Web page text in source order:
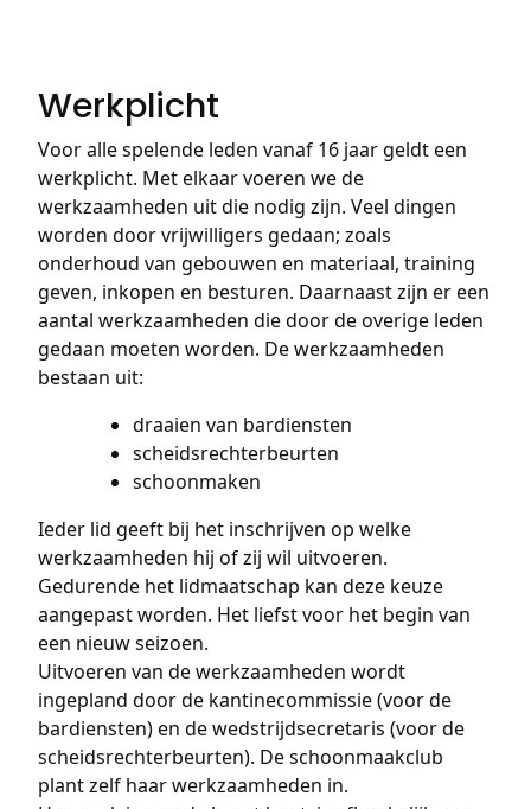
Werkplicht
Voor alle spelende leden vanaf 16 jaar geldt een
werkplicht. Met elkaar voeren we de
werkzaamheden uit die nodig zijn. Veel dingen
worden door vrijwilligers gedaan; zoals
onderhoud van gebouwen en materiaal, training
geven, inkopen en besturen. Daarnaast zijn er een
aantal werkzaamheden die door de overige leden
gedaan moeten worden. De werkzaamheden
bestaan uit:
draaien van bardiensten
scheidsrechterbeurten
schoonmaken
Ieder lid geeft bij het inschrijven op welke
werkzaamheden hij of zij wil uitvoeren.
Gedurende het lidmaatschap kan deze keuze
aangepast worden. Het liefst voor het begin van
een nieuw seizoen.
Uitvoeren van de werkzaamheden wordt
ingepland door de kantinecommissie (voor de
bardiensten) en de wedstrijdsecretaris (voor de
scheidsrechterbeurten). De schoonmaakclub
plant zelf haar werkzaamheden in.